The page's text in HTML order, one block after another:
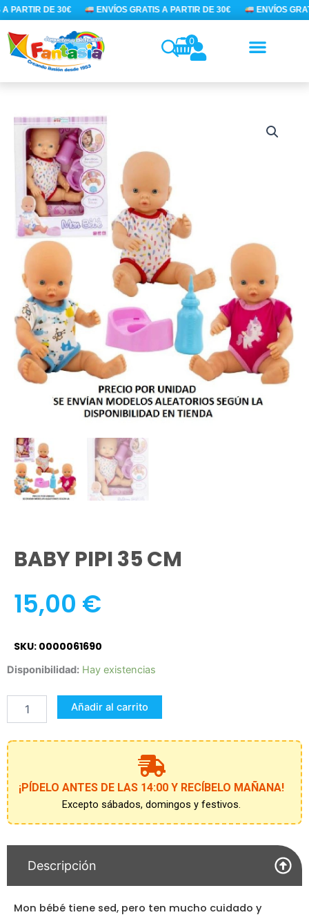
Ir
al
contenido
PARTIR DE 30€ ENVÍOS GRATIS A PARTIR DE 30€ ENVÍOS
0
BABY PIPI 35 CM
15,00 €
SKU: 0000061690
Disponibilidad: Hay existencias
BABY
35
cantidad
Añadir al carrito
¡PÍDELO ANTES DE LAS 14:00 Y RECÍBELO MAÑANA!
Excepto sábados, domingos y festivos.
Descripción
Mon bébé tiene sed, pero ten mucho cuidado y